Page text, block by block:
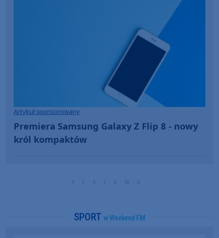
Artykuł sponsorowany
Premiera Samsung Galaxy Z Flip 8 - nowy
król kompaktów
SPORT w Weekend FM